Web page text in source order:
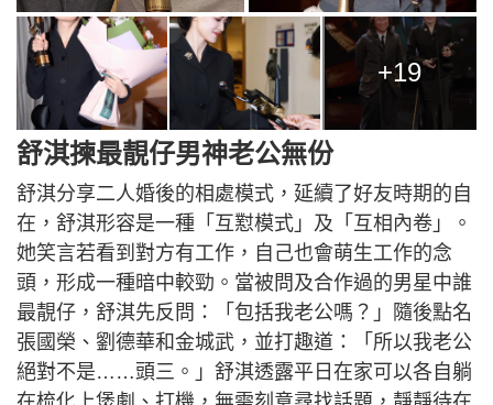
+19
舒淇揀最靚仔男神老公無份
舒淇分享二人婚後的相處模式，延續了好友時期的自
在，舒淇形容是一種「互懟模式」及「互相內卷」。
她笑言若看到對方有工作，自己也會萌生工作的念
頭，形成一種暗中較勁。當被問及合作過的男星中誰
最靚仔，舒淇先反問：「包括我老公嗎？」隨後點名
張國榮、劉德華和金城武，並打趣道：「所以我老公
絕對不是……頭三。」舒淇透露平日在家可以各自躺